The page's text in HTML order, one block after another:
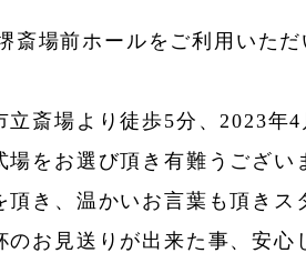
場前ホールをご利用いただ
斎場より徒歩5分、2023年
をお選び頂き有難うござい
き、温かいお言葉も頂きス
お見送りが出来た事、安心